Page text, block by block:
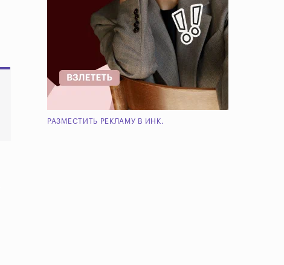
РАЗМЕСТИТЬ РЕКЛАМУ В ИНК.